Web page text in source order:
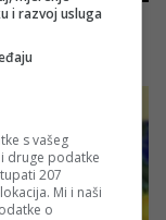
i razvoj usluga
s vašeg
druge podatke
207
Mi i naši
o